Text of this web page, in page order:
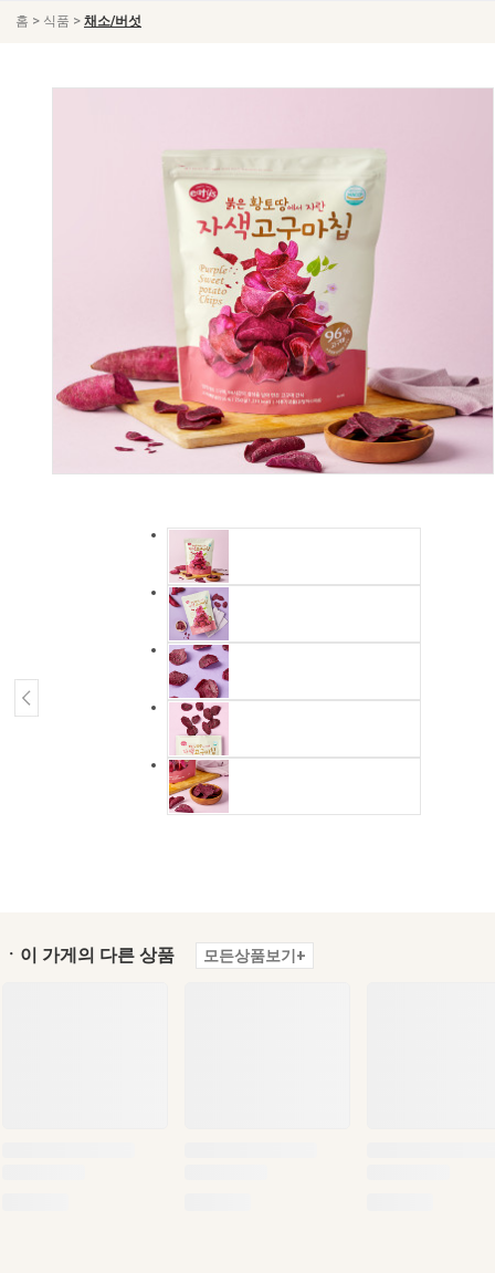
홈 > 식품 > 채소/버섯
ㆍ이 가게의 다른 상품 모든상품보기+